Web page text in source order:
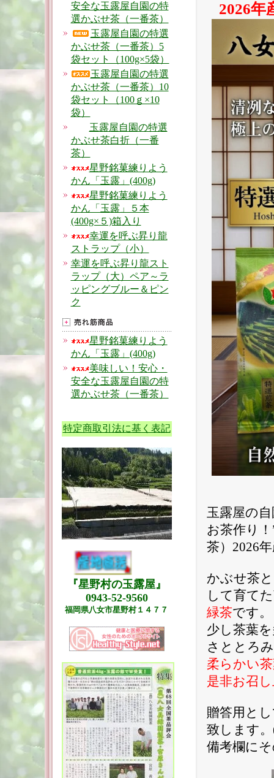
安全な玉露屋自園の特
選かぶせ茶（一番茶）
玉露屋自園の特選
かぶせ茶（一番茶）5
袋セット（100g×5袋）
玉露屋自園の特選
かぶせ茶（一番茶）10
袋セット（100ｇ×10
袋）
玉露屋自園の特選
かぶせ茶白折（一番
茶）
星野銘菓練りよう
かん「玉露」(400g)
星野銘菓練りよう
かん「玉露」５本
(400g×５)箱入り
幸運を呼ぶ昇り龍
ストラップ（小）
幸運を呼ぶ昇り龍スト
ラップ（大）ペア～ラ
ッピングブルー＆ピン
ク
星野銘菓練りよう
かん「玉露」(400g)
美味しい！安心・
安全な玉露屋自園の特
選かぶせ茶（一番茶）
特定商取引法に基く表記
『星野村の玉露屋』
0943-52-9560
福岡県八女市星野村１４７７
2026年
玉露屋の
お茶作り
茶）2026
かぶせ茶
して育て
緑茶です。
少し茶葉
さととろ
柔らかい
是非お召
贈答用と
致します
備考欄に